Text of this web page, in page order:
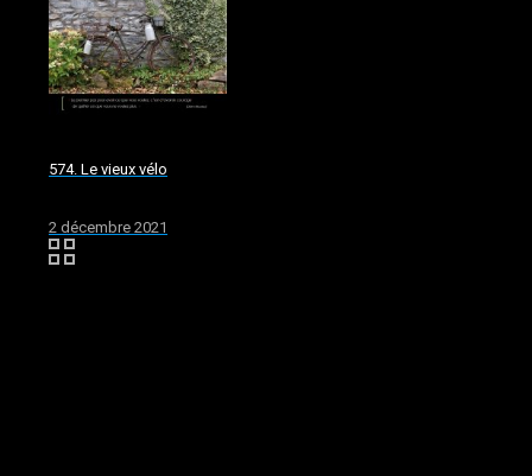
574. Le vieux vélo
2 décembre 2021